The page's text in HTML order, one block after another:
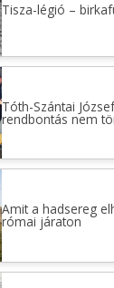
Tisza-légió –
Tóth-Szántai
rendbontás nem
Amit a hadsereg
római járaton